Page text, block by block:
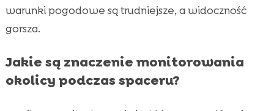
warunki pogodowe są trudniejsze, a widoczność
gorsza.
Jakie są znaczenie monitorowania
okolicy podczas spaceru?